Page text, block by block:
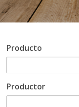
Producto
Productor